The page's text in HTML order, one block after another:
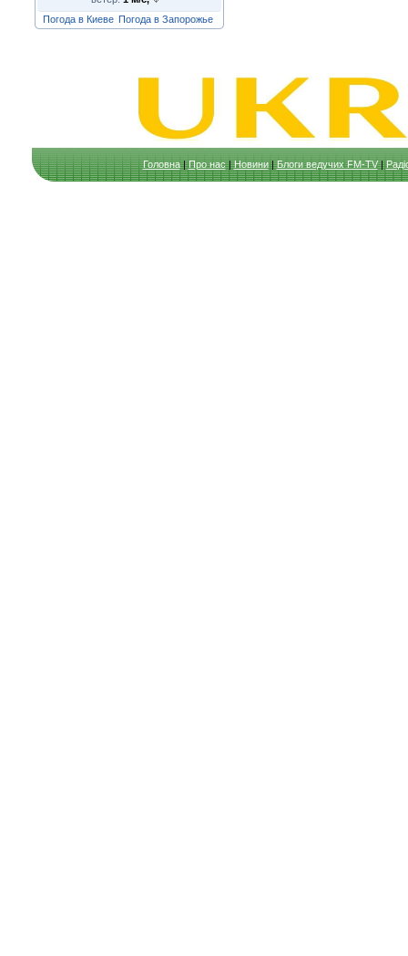
Погода в Киеве Погода в Запорожье
Головна|Про нас|Новини|Блоги ведучих FM-TV|